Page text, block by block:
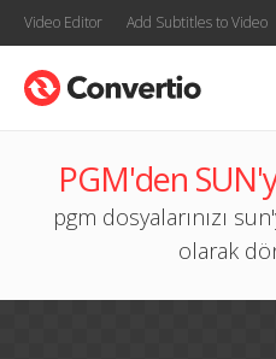
Video Editor Add Subtitles to Video
PGM'den
pgm dosyalarınızı
olarak